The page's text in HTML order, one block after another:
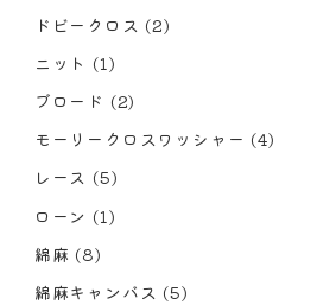
ドビークロス (2)
ニット (1)
ブロード (2)
モーリークロスワッシャー (4)
レース (5)
ローン (1)
綿麻 (8)
綿麻キャンバス (5)